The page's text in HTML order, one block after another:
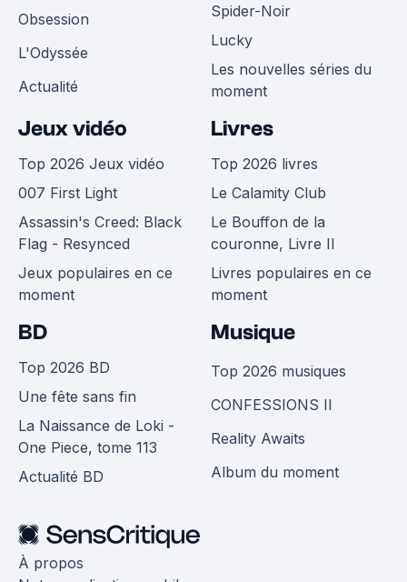
Obsession
L'Odyssée
Actualité
Spider-Noir
Lucky
Les nouvelles séries du
moment
Jeux vidéo
Top 2026 Jeux vidéo
007 First Light
Assassin's Creed: Black
Flag - Resynced
Jeux populaires en ce
moment
Livres
Top 2026 livres
Le Calamity Club
Le Bouffon de la
couronne, Livre II
Livres populaires en ce
moment
BD
Top 2026 BD
Une fête sans fin
La Naissance de Loki -
One Piece, tome 113
Actualité BD
Musique
Top 2026 musiques
CONFESSIONS II
Reality Awaits
Album du moment
À propos